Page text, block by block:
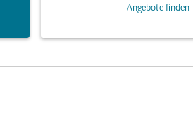
Angebote finden
CPH–MLE: